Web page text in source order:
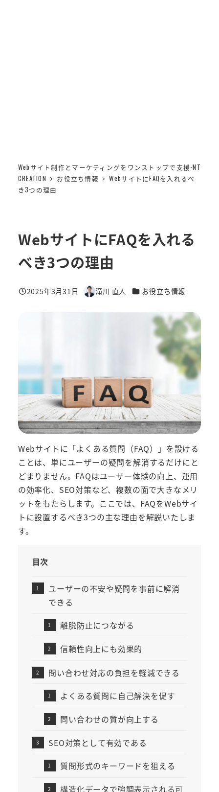
Webサイト制作とマーケティングをワンストップで支援-NT
CREATION
お役立ち情報
WebサイトにFAQを入れるべ
き3つの理由
WebサイトにFAQを入れる
べき3つの理由
投稿日
2025年3月31日
著
滝川 直人 カテゴリー
お役立ち情報
Webサイトに「よくある質問（FAQ）」を設ける
ことは、単にユーザーの疑問を解消するだけにと
どまりません。FAQはユーザー体験の向上、運用
の効率化、SEO対策など、複数の面で大きなメリ
ットをもたらします。ここでは、FAQをWebサイ
トに設置するべき3つの主な理由を解説いたしま
す。
目次
ユーザーの不安や疑問を事前に解消
できる
離脱防止につながる
信頼性向上にも効果的
問い合わせ対応の負担を軽減できる
よくある質問に自己解決を促す
問い合わせの質が向上する
SEO対策として有効である
質問形式のキーワードを狙える
構造化データで強調表示される可